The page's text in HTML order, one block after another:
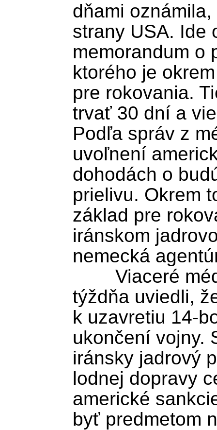
dňami
strany USA. Ide
memorandum o
ktorého je
pre rokovania.
trvať 30 dní a
Podľa správ z
uvoľnení
dohodách o
prielivu. Okrem
základ pre
iránskom
nemecká
týždňa uviedli,
k uzavretiu 14-
ukončení vojny.
iránsky jadrový
lodnej dopravy
americké
byť predmetom